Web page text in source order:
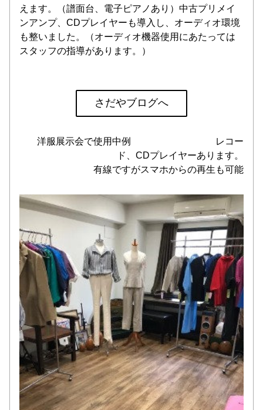
えます。（譜面台、電子ピアノあり）中古プリメイ
ンアンプ、CDプレイヤーも導入し、オーディオ環境
も整いました。（オーディオ機器使用にあたっては
スタッフの指導があります。）
さだやブログへ
洋服展示会で使用中例　　　　　　　　　レコー
ド、CDプレイヤーあります。
有線ですがスマホからの再生も可能